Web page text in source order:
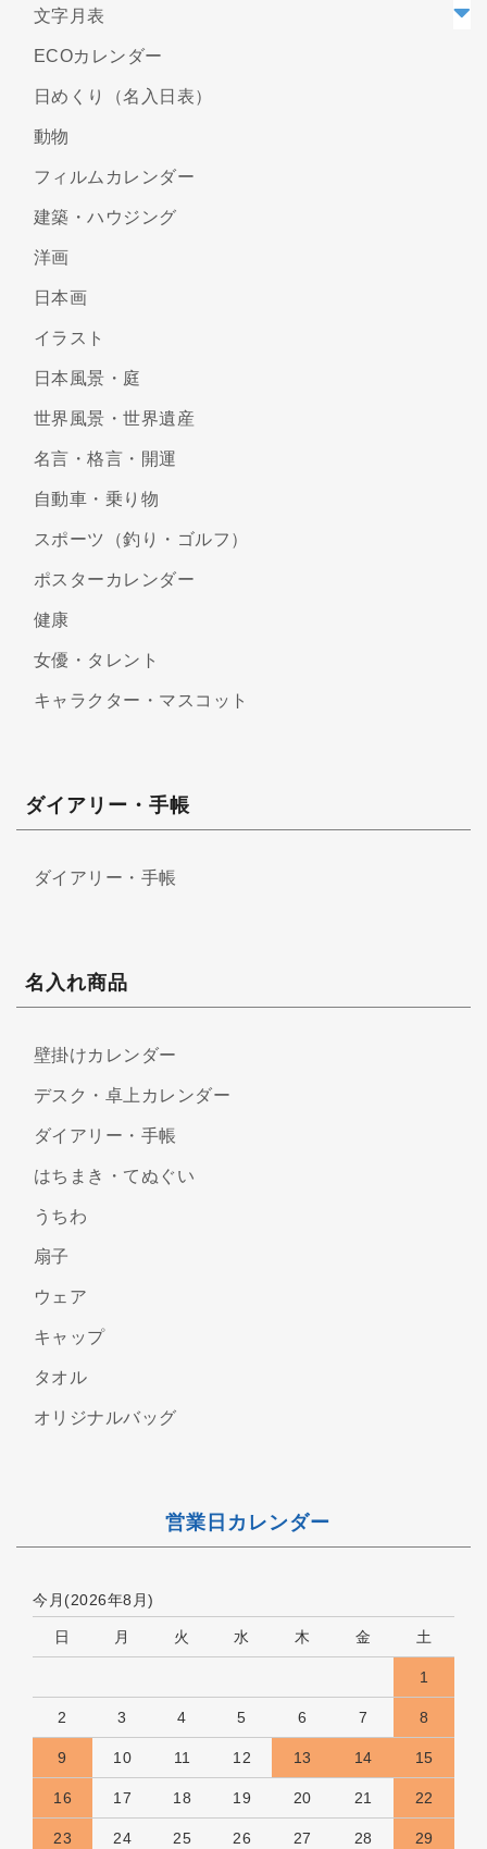
文字月表
ECOカレンダー
日めくり（名入日表）
動物
フィルムカレンダー
建築・ハウジング
洋画
日本画
イラスト
日本風景・庭
世界風景・世界遺産
名言・格言・開運
自動車・乗り物
スポーツ（釣り・ゴルフ）
ポスターカレンダー
健康
女優・タレント
キャラクター・マスコット
ダイアリー・手帳
ダイアリー・手帳
名入れ商品
壁掛けカレンダー
デスク・卓上カレンダー
ダイアリー・手帳
はちまき・てぬぐい
うちわ
扇子
ウェア
キャップ
タオル
オリジナルバッグ
営業日カレンダー
今月(2026年8月)
日 月 火 水 木 金 土
1
2 3 4 5 6 7 8
9 10 11 12 13 14 15
16 17 18 19 20 21 22
23 24 25 26 27 28 29